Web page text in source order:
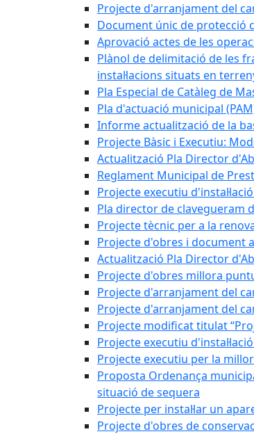
Projecte d'arranjament del
Document únic de protecció
Aprovació actes de les
Plànol de delimitació de les
instal·lacions situats en
Pla Especial de Catàleg de
Pla d'actuació municipal
Informe actualització de la
Projecte Bàsic i Executiu:
Actualització Pla Director
Reglament Municipal de
Projecte executiu
Pla director de clavegueram
Projecte tècnic per a la
Projecte d'obres i document
Actualització Pla Director
Projecte d'obres millora
Projecte d'arranjament del
Projecte d'arranjament del
Projecte modificat titulat
Projecte executiu
Projecte executiu per la
Proposta Ordenança
situació de sequera
Projecte per instal·lar un
Projecte d'obres de